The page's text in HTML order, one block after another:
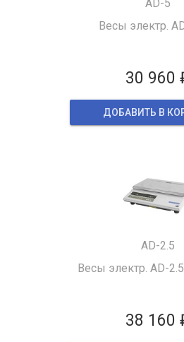
AD-5
Весы электр.
30 960
ДОБАВИТЬ В
AD-2.5
Весы электр. AD-
38 160